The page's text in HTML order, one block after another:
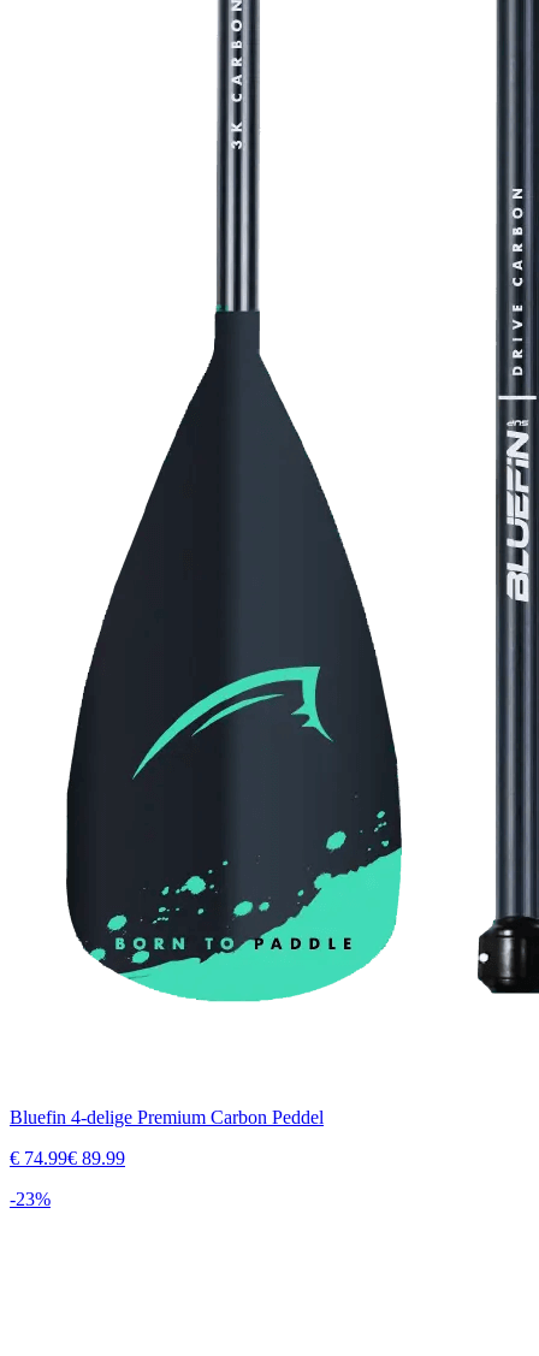
Bluefin 4-delige Premium Carbon Peddel
€ 74.99€ 89.99
-23%